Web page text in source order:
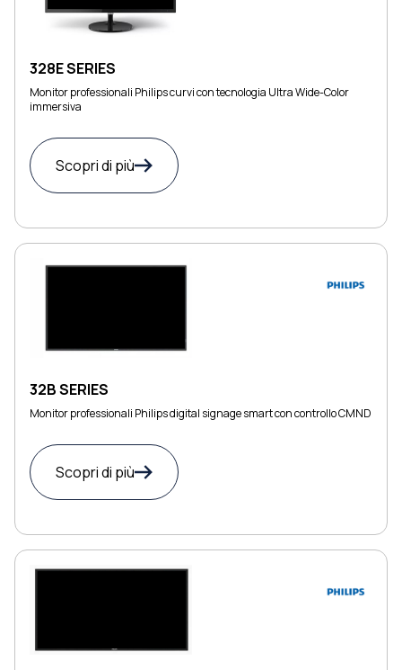
328E SERIES
Monitor professionali Philips curvi con tecnologia Ultra Wide-Color
immersiva
Scopri di più
32B SERIES
Monitor professionali Philips digital signage smart con controllo CMND
Scopri di più